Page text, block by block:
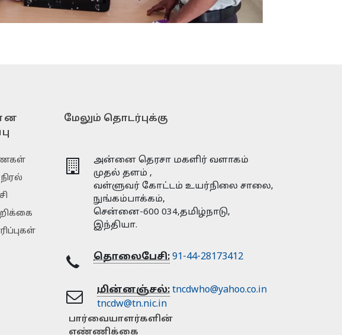
மேலும் தொடர்புக்கு
அன்னை தெரசா மகளிர் வளாகம்
முதல் தளம் ,
வள்ளுவர் கோட்டம் உயர்நிலை சாலை,
நுங்கம்பாக்கம்,
சென்னை-600 034,தமிழ்நாடு,
இந்தியா.
தொலைபேசி: 91-44-28173412
மின்னஞ்சல்: tncdwho@yahoo.co.in
tncdw@tn.nic.in
பார்வையாளர்களின்
எண்ணிக்கை